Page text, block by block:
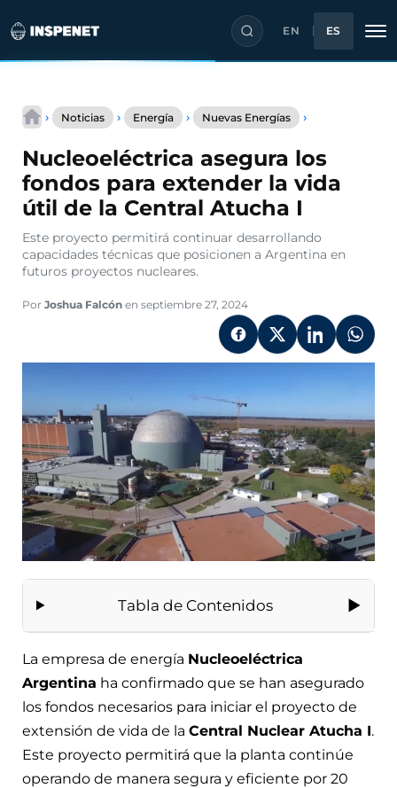
contenido
EN ES
› Noticias › Energía › Nuevas Energías ›
fondos
para
extender
útil
de
I
Nucleoeléctrica asegura los
fondos para extender la vida
útil de la Central Atucha I
Este proyecto permitirá continuar desarrollando
capacidades técnicas que posicionen a Argentina en
futuros proyectos nucleares.
Por Joshua Falcón en septiembre 27, 2024
Tabla de Contenidos
La empresa de energía Nucleoeléctrica
Argentina ha confirmado que se han asegurado
los fondos necesarios para iniciar el proyecto de
extensión de vida de la Central Nuclear Atucha I.
Este proyecto permitirá que la planta continúe
operando de manera segura y eficiente por 20